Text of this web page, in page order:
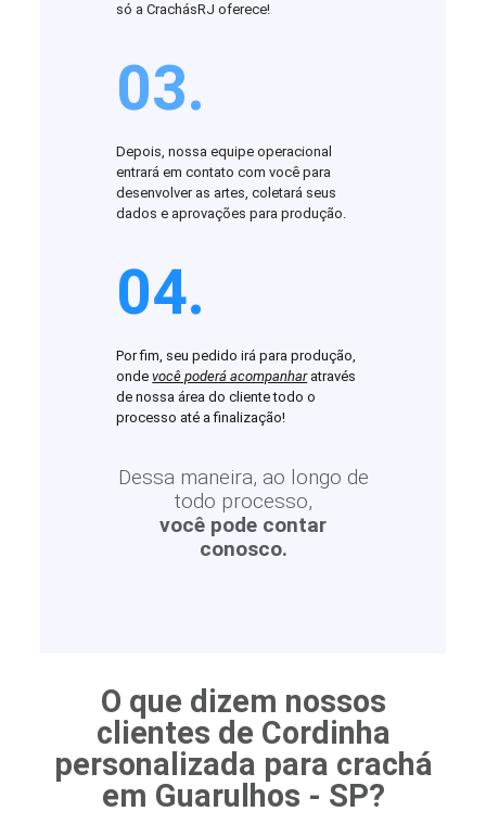
só a CrachásRJ oferece!
03.
Depois, nossa equipe operacional
entrará em contato com você para
desenvolver as artes, coletará seus
dados e aprovações para produção.
04.
Por fim, seu pedido irá para produção,
ondevocê poderá acompanharatravés
de nossa área do cliente todo o
processo até a finalização!
Dessa maneira, ao longo de
todo processo,
você pode contar
conosco.
O que dizem nossos
clientes de Cordinha
personalizada para crachá
em Guarulhos - SP?